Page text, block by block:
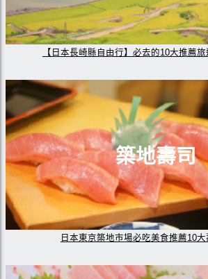
【日本長崎縣自由行】必去的10大推薦旅
築地壽司
日本東京築地市場必吃美食推薦10大